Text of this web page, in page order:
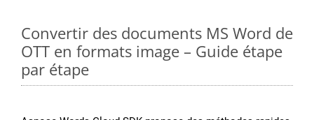
Convertir des documents MS Word de
OTT en formats image – Guide étape
par étape